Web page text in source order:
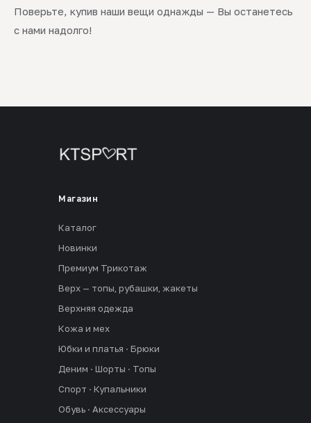
Поверьте, купив наши вещи однажды — Вы останетесь
с нами надолго!
Магазин
Каталог
Новинки
Премиум Трикотаж
Верх — топы, рубашки, жакеты
Верхняя одежда
Кожа и мех
Юбки и платья · Брюки
Деним · Шорты · Топы
Спорт · Купальники
Обувь · Аксессуары